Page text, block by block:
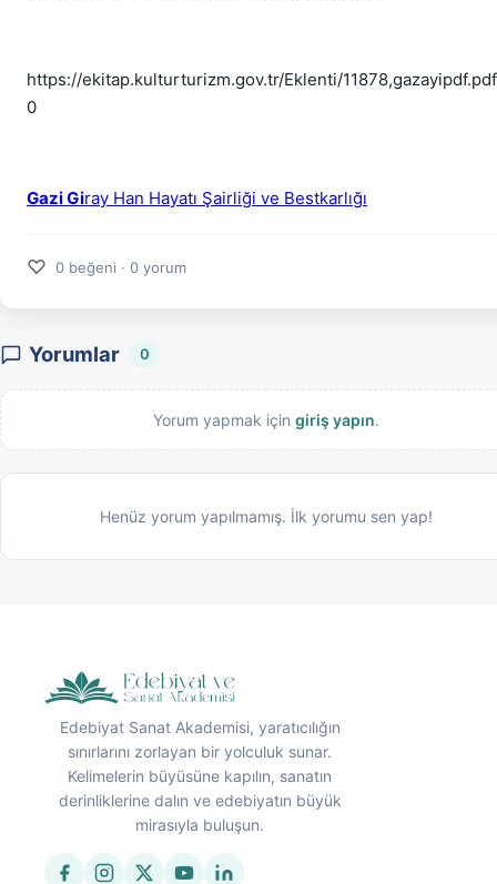
https://ekitap.kulturturizm.gov.tr/Eklenti/
0
Gazi Giray Han Hayatı Şairliği ve Bestkarlığı
♡ 0 beğeni · 0 yorum
Yorumlar 0
Yorum yapmak için giriş yapın.
Henüz yorum yapılmamış. İlk yorumu sen yap!
Edebiyat Sanat Akademisi, yaratıcılığın
sınırlarını zorlayan bir yolculuk sunar.
Kelimelerin büyüsüne kapılın, sanatın
derinliklerine dalın ve edebiyatın büyük
mirasıyla buluşun.